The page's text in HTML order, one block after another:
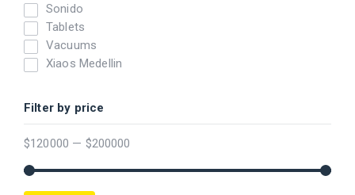
Sonido
Tablets
Vacuums
Xiaos Medellin
Filter by price
$120000 — $200000